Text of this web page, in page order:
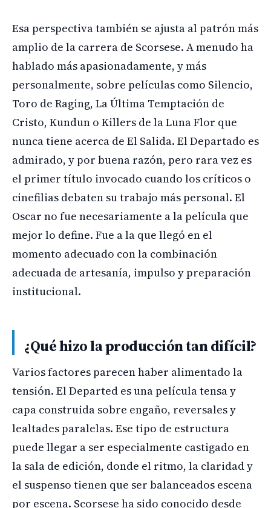
Esa perspectiva también se ajusta al patrón más
amplio de la carrera de Scorsese. A menudo ha
hablado más apasionadamente, y más
personalmente, sobre películas como Silencio,
Toro de Raging, La Última Temptación de
Cristo, Kundun o Killers de la Luna Flor que
nunca tiene acerca de El Salida. El Departado es
admirado, y por buena razón, pero rara vez es
el primer título invocado cuando los críticos o
cinefilias debaten su trabajo más personal. El
Oscar no fue necesariamente a la película que
mejor lo define. Fue a la que llegó en el
momento adecuado con la combinación
adecuada de artesanía, impulso y preparación
institucional.
¿Qué hizo la producción tan difícil?
Varios factores parecen haber alimentado la
tensión. El Departed es una película tensa y
capa construida sobre engaño, reversales y
lealtades paralelas. Ese tipo de estructura
puede llegar a ser especialmente castigado en
la sala de edición, donde el ritmo, la claridad y
el suspenso tienen que ser balanceados escena
por escena. Scorsese ha sido conocido desde